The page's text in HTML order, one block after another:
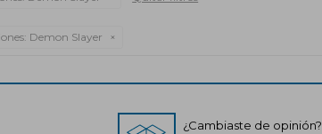
Demon Slayer
¿Cambiaste de opinión?